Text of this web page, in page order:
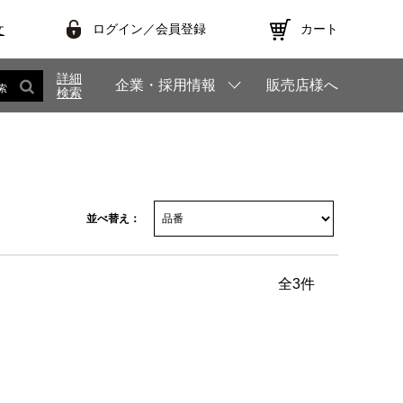
ログイン／会員登録 カート
詳細
検索
企業・採用情報 販売店様へ
並べ替え：
全3件